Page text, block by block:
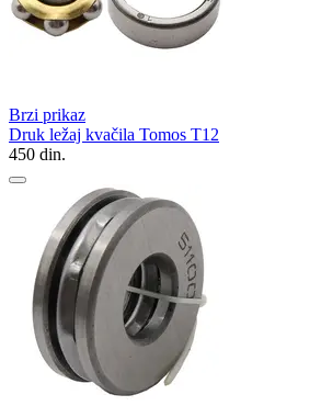
Brzi prikaz
Druk ležaj kvačila Tomos T12
450 din.